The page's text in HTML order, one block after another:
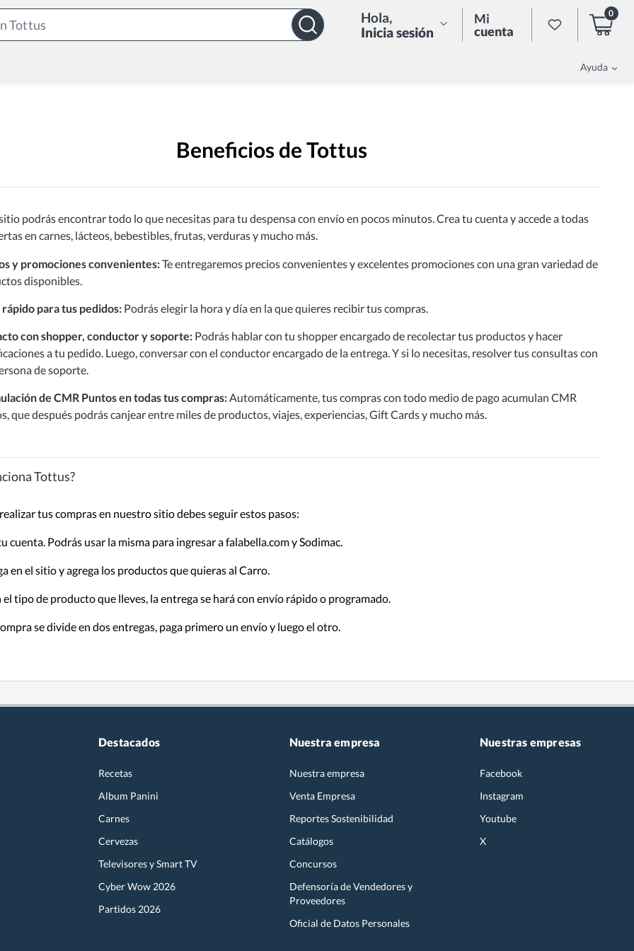
Hola,
Inicia sesión
Mi
cuenta
0
Ayuda
Beneficios de Tottus
podrás encontrar todo lo que necesitas para tu despensa con envío en pocos minutos. Crea tu cuenta y accede a todas
en carnes, lácteos, bebestibles, frutas, verduras y mucho más.
y promociones convenientes:Te entregaremos precios convenientes y excelentes promociones con una gran variedad de
disponibles.
rápido para tus pedidos: Podrás elegir la hora y día en la que quieres recibir tus compras.
con shopper, conductor y soporte: Podrás hablar con tu shopper encargado de recolectar tus productos y hacer
a tu pedido. Luego, conversar con el conductor encargado de la entrega. Y si lo necesitas, resolver tus consultas con
de soporte.
de CMR Puntos en todas tus compras:Automáticamente, tus compras con todo medio de pago acumulan CMR
que después podrás canjear entre miles de productos, viajes, experiencias, Gift Cards y mucho más.
Tottus?
tus compras en nuestro sitio debes seguir estos pasos:
cuenta. Podrás usar la misma para ingresar a falabella.com y Sodimac.
en el sitio y agrega los productos que quieras al Carro.
el tipo de producto que lleves, la entrega se hará con envío rápido o programado.
se divide en dos entregas, paga primero un envío y luego el otro.
Destacados
Recetas
Album Panini
Carnes
Cervezas
Televisores y Smart TV
Cyber Wow 2026
Partidos 2026
Nuestra empresa
Nuestra empresa
Venta Empresa
Reportes Sostenibilidad
Catálogos
Concursos
Defensoría de Vendedores y
Proveedores
Oficial de Datos Personales
Nuestras empresas
Facebook
Instagram
Youtube
X